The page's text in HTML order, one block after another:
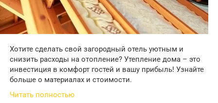
Хотите сделать свой загородный отель уютным и
снизить расходы на отопление? Утепление дома – это
инвестиция в комфорт гостей и вашу прибыль! Узнайте
больше о материалах и стоимости.
Читать полностью